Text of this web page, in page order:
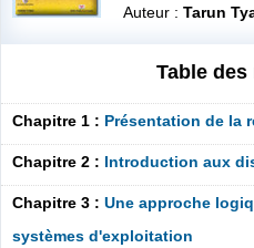
Auteur : Tarun
Table
Chapitre 1 : Présentation de la
Chapitre 2 : Introduction aux
Chapitre 3 : Une approche
systèmes d'exploitation